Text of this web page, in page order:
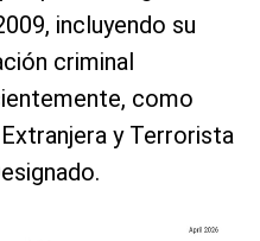
incluyendo su
criminal
como
y Terrorista